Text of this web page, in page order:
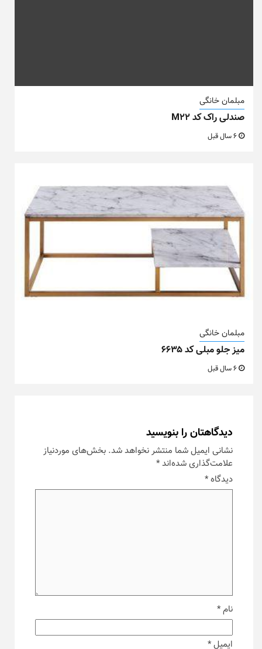
مبلمان خانگی
صندلی راک کد M22
مبلمان خانگی
میز جلو مبلی کد ۶۶۳۵
دیدگاهتان را بنویسید
نشانی ایمیل شما منتشر نخواهد شد. بخش‌های موردنیاز
علامت‌گذاری شده‌اند*
دیدگاه*
نام*
ایمیل*